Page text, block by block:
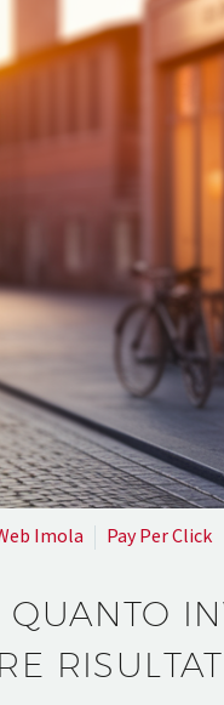
Imola Pay Per Click
QUANTO